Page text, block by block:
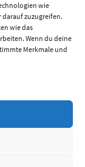
wie
zuzugreifen.
wie das
Wenn du deine
Merkmale und